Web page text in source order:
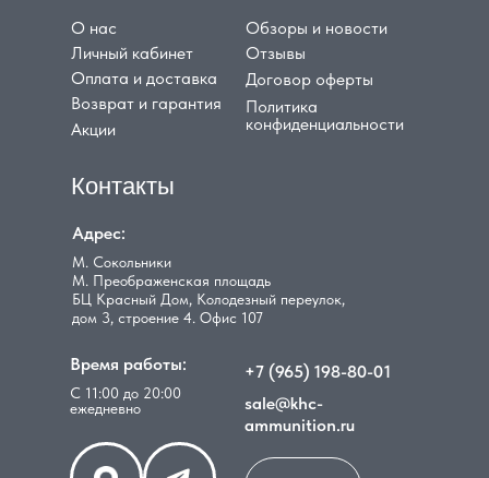
Контакты
О нас
Личный кабинет
Оплата и доставка
Возврат и гарантия
Акции
Обзоры и новости
Отзывы
Договор оферты
Адрес:
М. Сокольники
М. Преображенская площадь
БЦ Красный Дом, Колодезный переулок,
дом 3, строение 4. Офис 107
Время работы:
С 11:00 до 20:00
ежедневно
+7 (965) 198-80-01
sale@khc-
ammunition.ru
Политика
конфиденциальности